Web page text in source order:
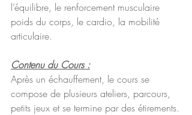
l’équilibre, le renforcement musculaire
poids du corps, le cardio, la mobilité
articulaire.
Contenu du Cours :
Après un échauffement, le cours se
compose de plusieurs ateliers, parcours,
petits jeux et se termine par des étirements.